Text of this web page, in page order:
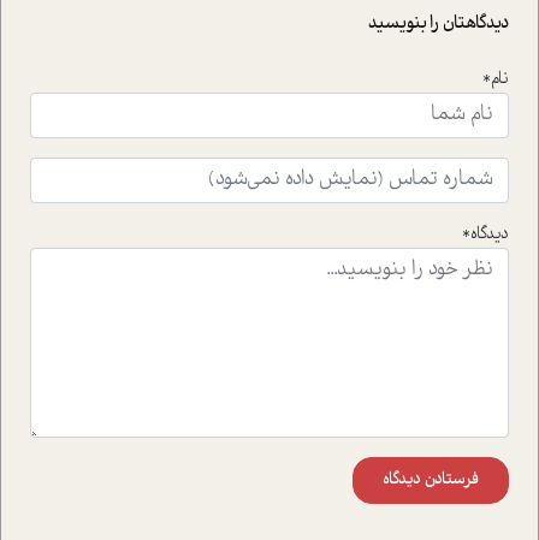
حمایت از محیط زیست و منابع طبیعی تبدیل گشته
است.فصل روایت اجنبی ها در این شماره به دو موضوع
ای که به زندگی شگفت انگیز جین گودال و تاثیرات کاوش های
ایشان در حوزه ی شامپانزه ها بر زندگی امروزی ما نگاهی
افکنده است.فصل اتاق 333 شما را پای صحبت یک تجربه ی
واقعی در ارتباط با اختلال شخصیت اسکزوئید و مشکلات و نیز
راهکارهای حل آن قرار می دهد که در اتاق درمان اتفاق افتاده
موثرترین راهکارهای استفاده از هوش مصنوعی در حوزه های
دیدگاهتان را بنویسید
نام*
دیدگاه*
فرستادن دیدگاه